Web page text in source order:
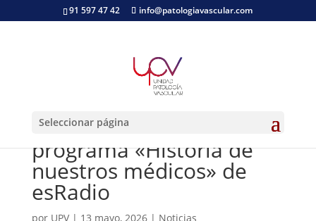
91 597 47 42 info@patologiavascular.com
Seleccionar página
Pablo Gallo en el
programa «Historia de
nuestros médicos» de
esRadio
por UPV| 13 mayo, 2026| Noticias